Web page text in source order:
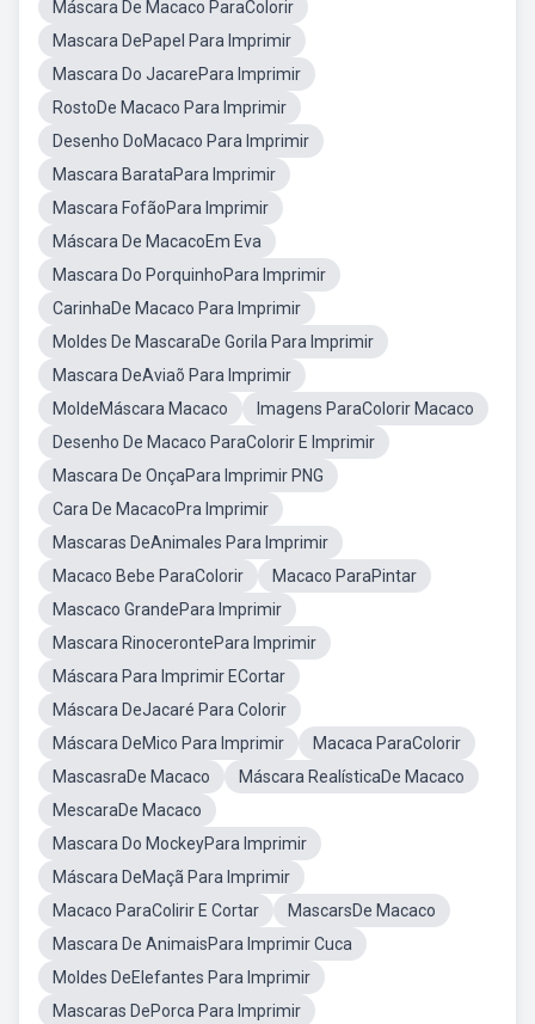
Máscara De Macaco ParaColorir
Mascara DePapel Para Imprimir
Mascara Do JacarePara Imprimir
RostoDe Macaco Para Imprimir
Desenho DoMacaco Para Imprimir
Mascara BarataPara Imprimir
Mascara FofãoPara Imprimir
Máscara De MacacoEm Eva
Mascara Do PorquinhoPara Imprimir
CarinhaDe Macaco Para Imprimir
Moldes De MascaraDe Gorila Para Imprimir
Mascara DeAviaõ Para Imprimir
MoldeMáscara Macaco
Imagens ParaColorir Macaco
Desenho De Macaco ParaColorir E Imprimir
Mascara De OnçaPara Imprimir PNG
Cara De MacacoPra Imprimir
Mascaras DeAnimales Para Imprimir
Macaco Bebe ParaColorir
Macaco ParaPintar
Mascaco GrandePara Imprimir
Mascara RinocerontePara Imprimir
Máscara Para Imprimir ECortar
Máscara DeJacaré Para Colorir
Máscara DeMico Para Imprimir
Macaca ParaColorir
MascasraDe Macaco
Máscara RealísticaDe Macaco
MescaraDe Macaco
Mascara Do MockeyPara Imprimir
Máscara DeMaçã Para Imprimir
Macaco ParaColirir E Cortar
MascarsDe Macaco
Mascara De AnimaisPara Imprimir Cuca
Moldes DeElefantes Para Imprimir
Mascaras DePorca Para Imprimir